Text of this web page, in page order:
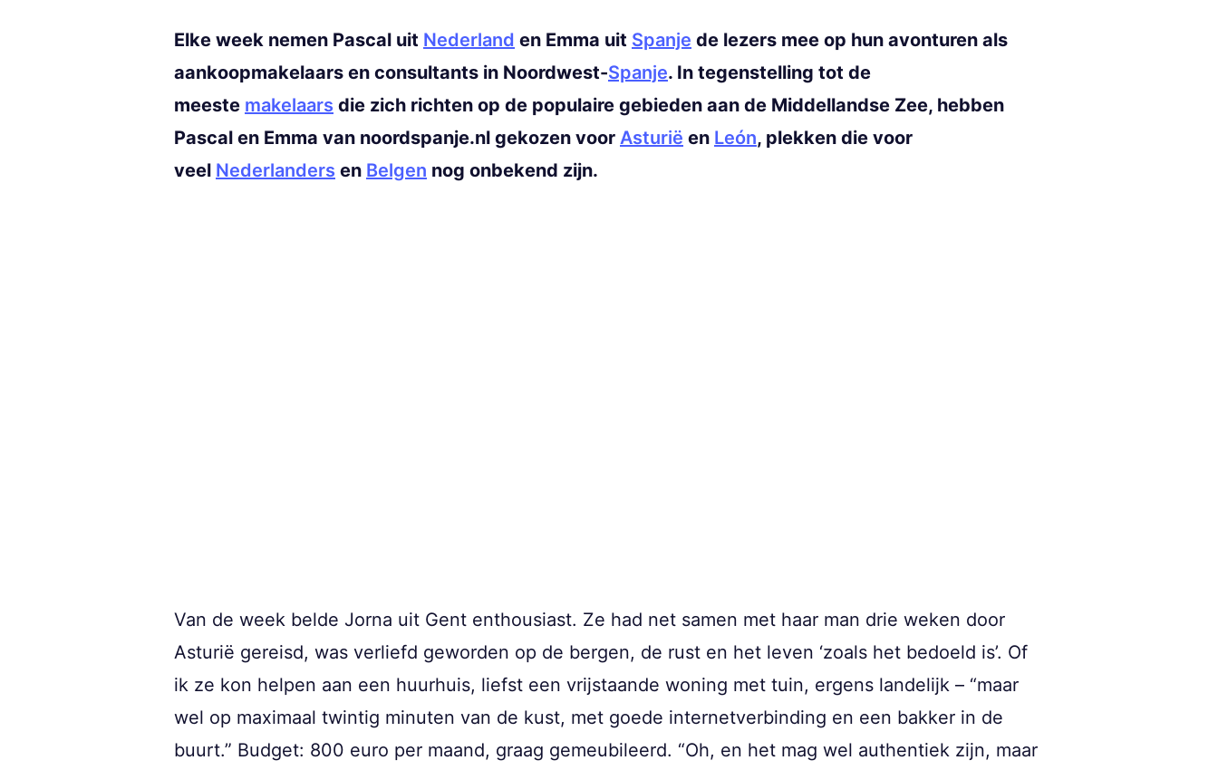
Elke week nemen Pascal uit Nederland en Emma uit Spanje de lezers mee op hun avonturen als
aankoopmakelaars en consultants in Noordwest-Spanje. In tegenstelling tot de
meeste makelaars die zich richten op de populaire gebieden aan de Middellandse Zee, hebben
Pascal en Emma van noordspanje.nl gekozen voor Asturië en León, plekken die voor
veel Nederlanders en Belgen nog onbekend zijn.
Van de week belde Jorna uit Gent enthousiast. Ze had net samen met haar man drie weken door
Asturië gereisd, was verliefd geworden op de bergen, de rust en het leven ‘zoals het bedoeld is’. Of
ik ze kon helpen aan een huurhuis, liefst een vrijstaande woning met tuin, ergens landelijk – “maar
wel op maximaal twintig minuten van de kust, met goede internetverbinding en een bakker in de
buurt.” Budget: 800 euro per maand, graag gemeubileerd. “Oh, en het mag wel authentiek zijn, maar